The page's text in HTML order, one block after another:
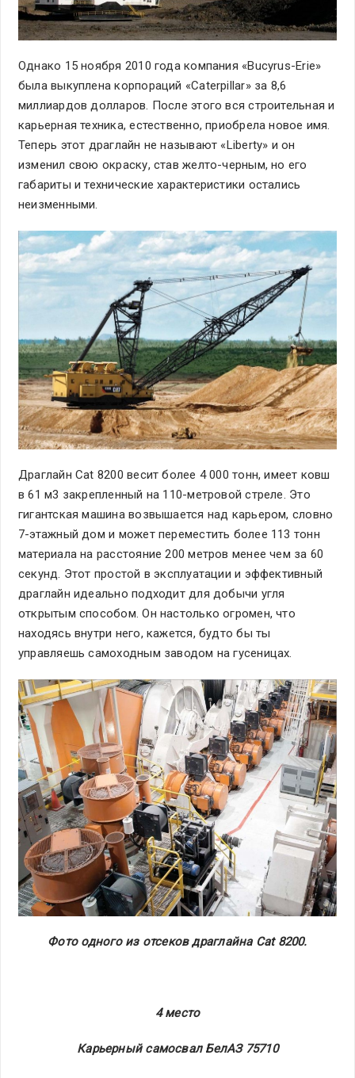
Однако 15 ноября 2010 года компания «Bucyrus-Erie»
была выкуплена корпораций «Caterpillar» за 8,6
миллиардов долларов. После этого вся строительная и
карьерная техника, естественно, приобрела новое имя.
Теперь этот драглайн не называют «Liberty» и он
изменил свою окраску, став желто-черным, но его
габариты и технические характеристики остались
неизменными.
Драглайн Cat 8200 весит более 4 000 тонн, имеет ковш
в 61 м3 закрепленный на 110-метровой стреле. Это
гигантская машина возвышается над карьером, словно
7-этажный дом и может переместить более 113 тонн
материала на расстояние 200 метров менее чем за 60
секунд. Этот простой в эксплуатации и эффективный
драглайн идеально подходит для добычи угля
открытым способом. Он настолько огромен, что
находясь внутри него, кажется, будто бы ты
управляешь самоходным заводом на гусеницах.
Фото одного из отсеков драглайна Cat 8200.
4 место
Карьерный самосвал БелАЗ 75710